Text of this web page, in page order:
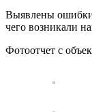
Выявлены ошибки
чего возникали
Фотоотчет с